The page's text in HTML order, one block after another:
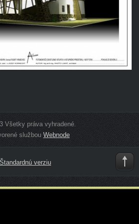
Všetky práva vyhradené.
službouWebnode
Štandardnú verziu